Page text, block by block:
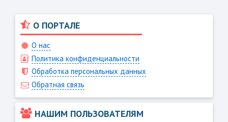
О ПОРТАЛЕ
О нас
Политика конфиденциальности
Обработка персональных данных
Обратная связь
НАШИМ ПОЛЬЗОВАТЕЛЯМ